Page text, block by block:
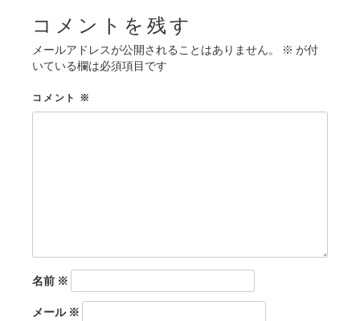
コメントを残す
メールアドレスが公開されることはありません。 ※ が付
いている欄は必須項目です
コメント ※
名前 ※
メール※